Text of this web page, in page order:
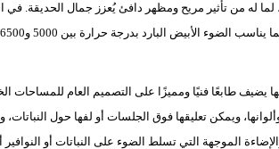
حرارة تتراوح بين 2000 و3000 كلفن، لما له من تأثير مريح ومظهر دافئ يُعزز
يضيف طابعًا فنيًا ومميزًا على التصميم العام للمساحات
ويمكن تعليقها فوق الجلسات أو لفها حول النباتات،
الموجهة التي تسلط الضوء على النباتات أو النوافير